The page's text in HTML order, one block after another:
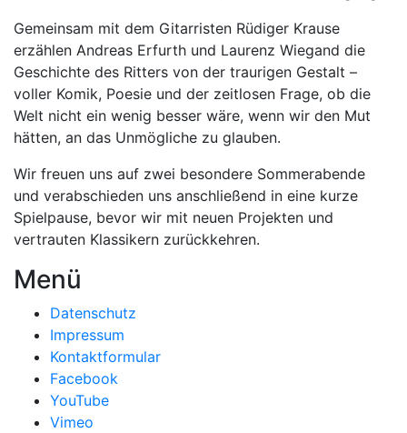
Gemeinsam mit dem Gitarristen Rüdiger Krause
erzählen Andreas Erfurth und Laurenz Wiegand die
Geschichte des Ritters von der traurigen Gestalt –
voller Komik, Poesie und der zeitlosen Frage, ob die
Welt nicht ein wenig besser wäre, wenn wir den Mut
hätten, an das Unmögliche zu glauben.
Wir freuen uns auf zwei besondere Sommerabende
und verabschieden uns anschließend in eine kurze
Spielpause, bevor wir mit neuen Projekten und
vertrauten Klassikern zurückkehren.
Menü
Datenschutz
Impressum
Kontaktformular
Facebook
YouTube
Vimeo